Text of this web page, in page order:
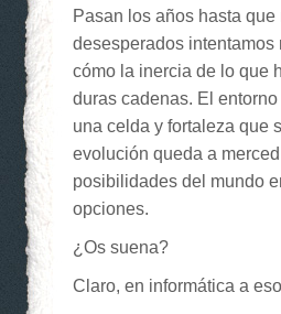
Pasan los años hasta
desesperados intentamos
cómo la inercia de lo que
duras cadenas. El
una celda y fortaleza que
evolución queda a
posibilidades del mundo
opciones.
¿Os suena?
Claro, en informática a